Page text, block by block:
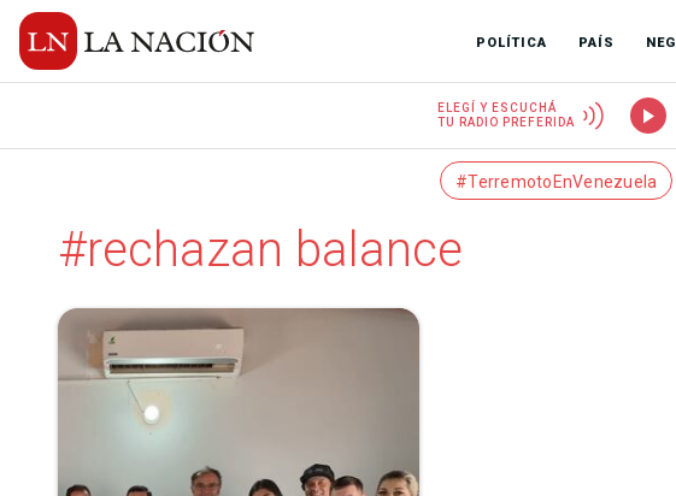
POLÍTICA PAÍS
ELEGÍ Y ESCUCHÁ
TU RADIO PREFERIDA
#TerremotoEnVenezuela
#rechazan balance